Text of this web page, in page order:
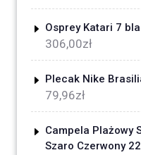
Osprey Katari 7
306,00zł
Plecak Nike
79,96zł
Campela Plażowy
Szaro Czerwony